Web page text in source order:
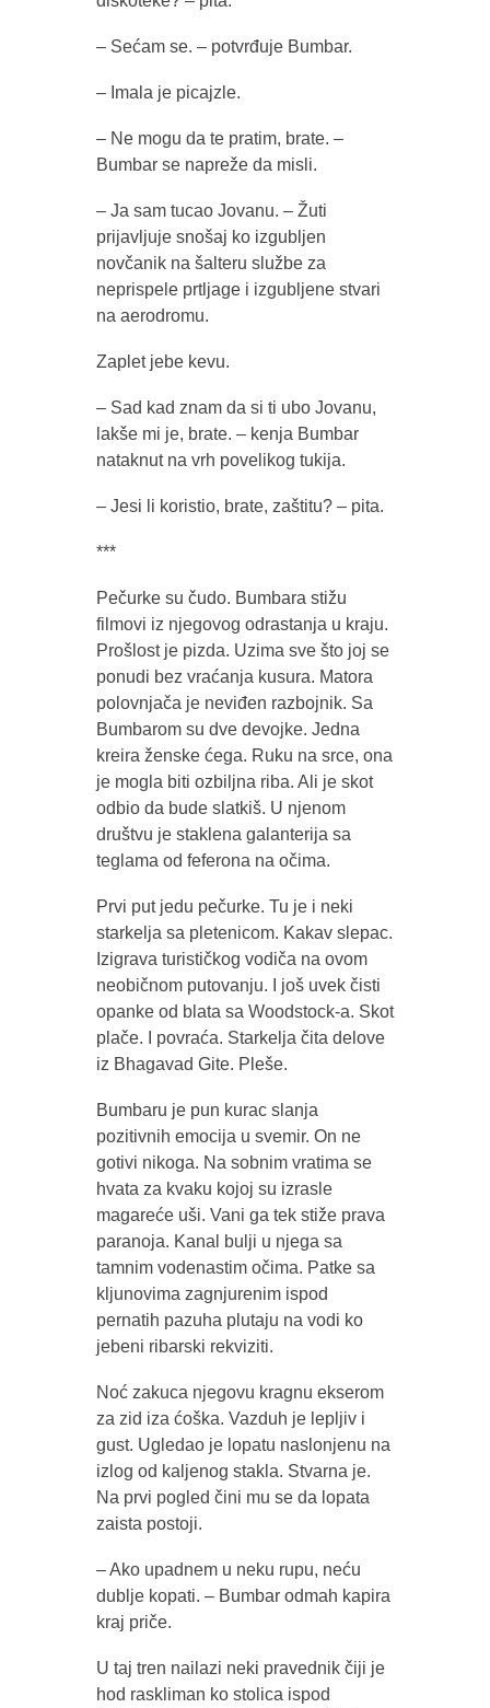
– Sećam se. – potvrđuje Bumbar.
– Imala je picajzle.
– Ne mogu da te pratim, brate. –
Bumbar se napreže da misli.
– Ja sam tucao Jovanu. – Žuti
prijavljuje snošaj ko izgubljen
novčanik na šalteru službe za
neprispele prtljage i izgubljene stvari
na aerodromu.
Zaplet jebe kevu.
– Sad kad znam da si ti ubo Jovanu,
lakše mi je, brate. – kenja Bumbar
nataknut na vrh povelikog tukija.
– Jesi li koristio, brate, zaštitu? – pita.
***
Pečurke su čudo. Bumbara stižu
filmovi iz njegovog odrastanja u kraju.
Prošlost je pizda. Uzima sve što joj se
ponudi bez vraćanja kusura. Matora
polovnjača je neviđen razbojnik. Sa
Bumbarom su dve devojke. Jedna
kreira ženske ćega. Ruku na srce, ona
je mogla biti ozbiljna riba. Ali je skot
odbio da bude slatkiš. U njenom
društvu je staklena galanterija sa
teglama od feferona na očima.
Prvi put jedu pečurke. Tu je i neki
starkelja sa pletenicom. Kakav slepac.
Izigrava turističkog vodiča na ovom
neobičnom putovanju. I još uvek čisti
opanke od blata sa Woodstock-a. Skot
plače. I povraća. Starkelja čita delove
iz Bhagavad Gite. Pleše.
Bumbaru je pun kurac slanja
pozitivnih emocija u svemir. On ne
gotivi nikoga. Na sobnim vratima se
hvata za kvaku kojoj su izrasle
magareće uši. Vani ga tek stiže prava
paranoja. Kanal bulji u njega sa
tamnim vodenastim očima. Patke sa
kljunovima zagnjurenim ispod
pernatih pazuha plutaju na vodi ko
jebeni ribarski rekviziti.
Noć zakuca njegovu kragnu ekserom
za zid iza ćoška. Vazduh je lepljiv i
gust. Ugledao je lopatu naslonjenu na
izlog od kaljenog stakla. Stvarna je.
Na prvi pogled čini mu se da lopata
zaista postoji.
– Ako upadnem u neku rupu, neću
dublje kopati. – Bumbar odmah kapira
kraj priče.
U taj tren nailazi neki pravednik čiji je
hod raskliman ko stolica ispod